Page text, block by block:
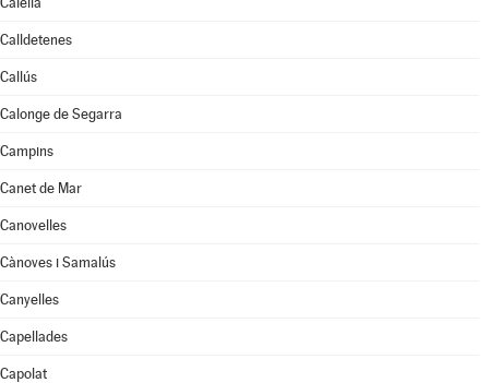
Calldetenes
Callús
Calonge de Segarra
Campins
Canet de Mar
Canovelles
Cànoves i Samalús
Canyelles
Capellades
Capolat